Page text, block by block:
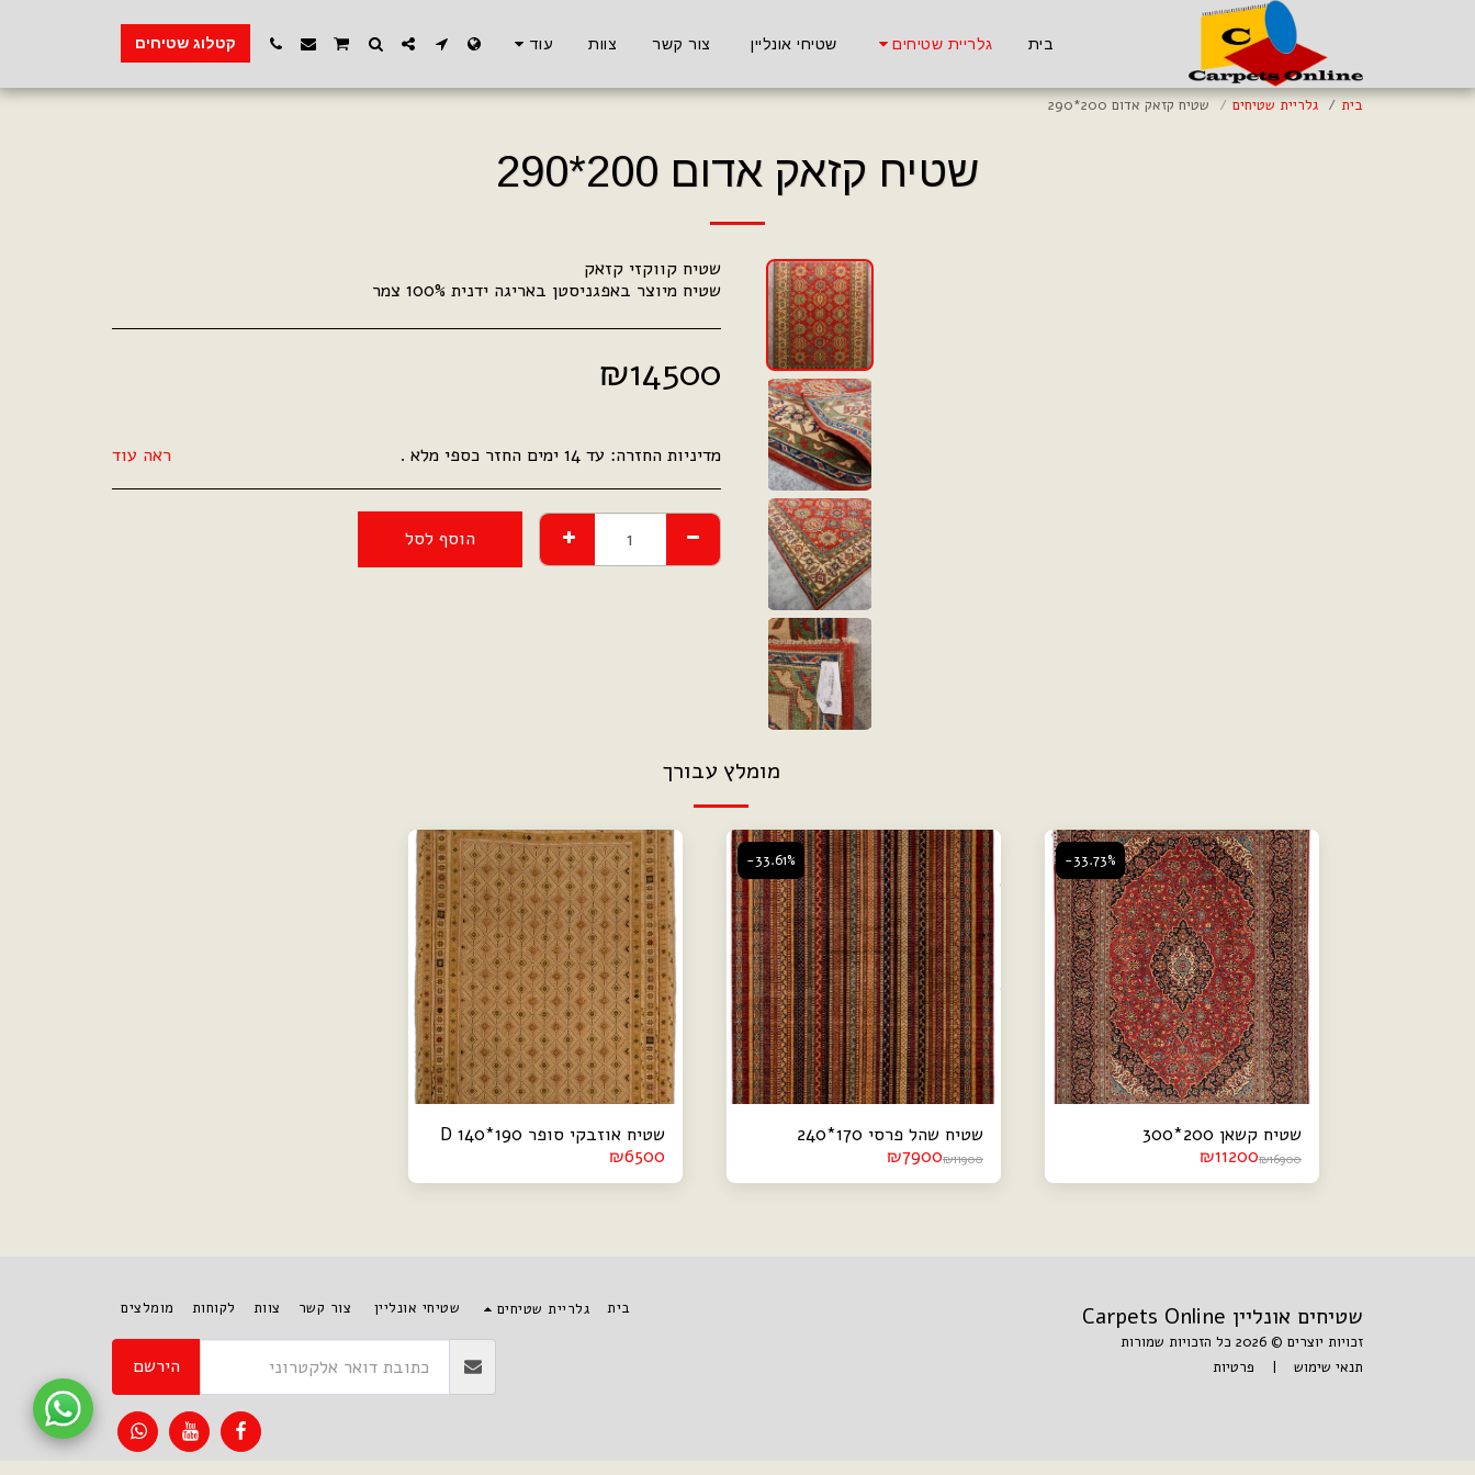
בית גלריית שטיחים שטיחי אונליין צור קשר צוות עוד קטלוג שטיחים
בית גלריית שטיחים שטיח קזאק אדום 200*290
שטיח קזאק אדום 200*290
שטיח מיוצר באפגניסטן באריגה ידנית 100% צמר
₪14500
מדיניות החזרה: עד 14 ימים החזר כספי מלא . ראה עוד
הוסף לסל
מומלץ עבורך
-33.73%
שטיח קשאן 200*300
₪16900
₪11200
-33.61%
שטיח שהל פרסי 170*240
₪11900
₪7900
שטיח אוזבקי סופר D 140*190
₪6500
שטיחים אונליין Carpets Online
זכויות יוצרים © 2026 כל הזכויות שמורות
תנאי שימוש | פרטיות
בית גלריית שטיחים שטיחי אונליין צור קשר צוות לקוחות מומלצים
הירשם